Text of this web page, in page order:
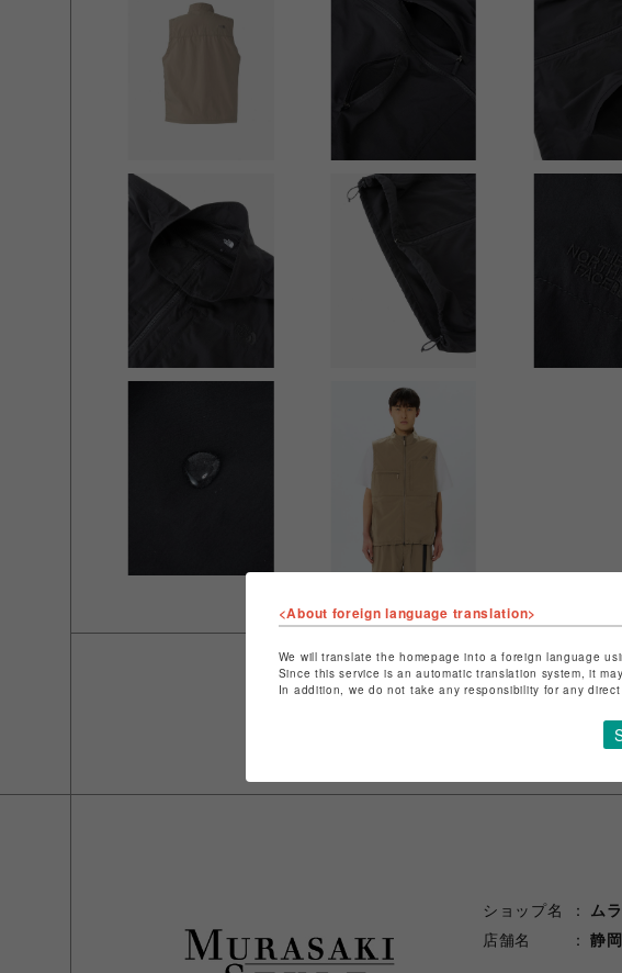
ショップ名
ム
店舗名
静
<About foreign language translation>
We will translate the homepage into a foreign language
Since this service is an automatic translation system, it
In addition, we do not take any responsibility for any